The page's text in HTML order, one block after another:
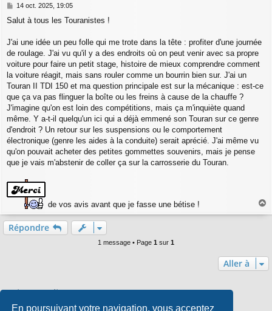
En poursuivant votre navigation, vous acceptez
M
s
a
g
e
14 oct. 2025, 19:05
Salut à tous les Touranistes !
J'ai une idée un peu folle qui me trote dans la tête : profiter d'une journée
de roulage. J'ai vu qu'il y a des endroits où on peut venir avec sa propre
voiture pour faire un petit stage, histoire de mieux comprendre comment
la voiture réagit, mais sans rouler comme un bourrin bien sur. J'ai un
Touran II TDI 150 et ma question principale est sur la mécanique : est-ce
que ça va pas flinguer la boîte ou les freins à cause de la chauffe ?
J'imagine qu'on est loin des compétitions, mais ça m'inquiète quand
même. Y a-t-il quelqu'un ici qui a déjà emmené son Touran sur ce genre
d'endroit ? Un retour sur les suspensions ou le comportement
électronique (genre les aides à la conduite) serait aprécié. J'ai même vu
qu'on pouvait acheter des petites gommettes souvenirs, mais je pense
que je vais m'abstenir de coller ça sur la carrosserie du Touran.
de vos avis avant que je fasse une bétise !
a
Répondre
1 message • Page 1 sur 1
Aller à
Qui est en ligne
Utilisateurs parcourant ce forum : Aucun utilisateur enregistré et 0 invité